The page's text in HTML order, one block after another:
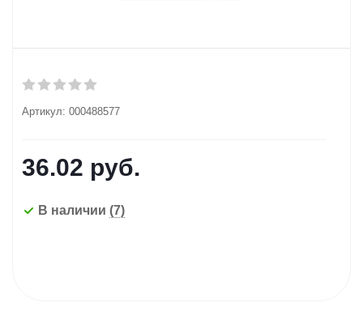
Артикул: 000488577
36.02 руб.
В наличии (7)